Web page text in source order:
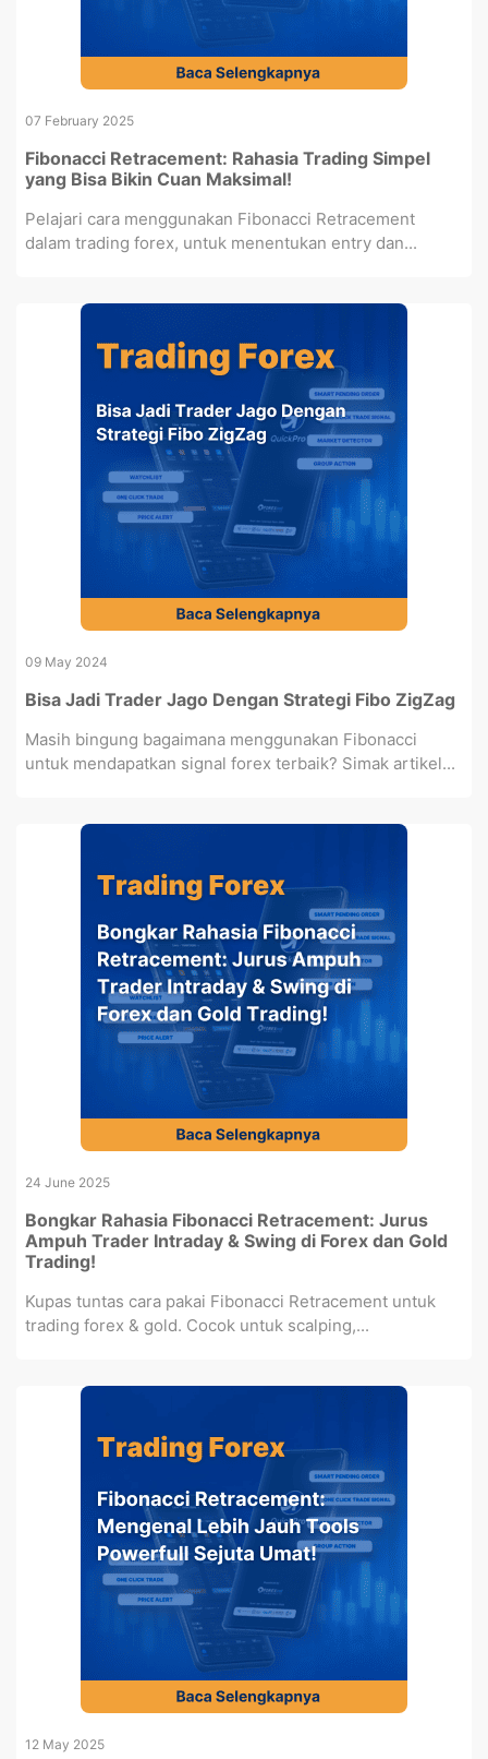
07 February 2025
Fibonacci Retracement: Rahasia Trading Simpel
yang Bisa Bikin Cuan Maksimal!
Pelajari cara menggunakan Fibonacci Retracement
dalam trading forex, untuk menentukan entry dan...
09 May 2024
Bisa Jadi Trader Jago Dengan Strategi Fibo ZigZag
Masih bingung bagaimana menggunakan Fibonacci
untuk mendapatkan signal forex terbaik? Simak artikel...
24 June 2025
Bongkar Rahasia Fibonacci Retracement: Jurus
Ampuh Trader Intraday & Swing di Forex dan Gold
Trading!
Kupas tuntas cara pakai Fibonacci Retracement untuk
trading forex & gold. Cocok untuk scalping,...
12 May 2025